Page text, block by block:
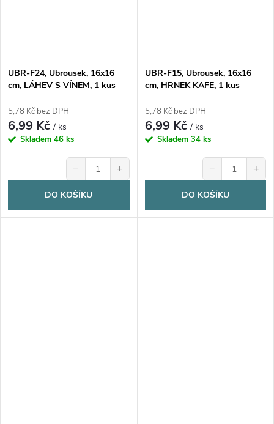
UBR-F24, Ubrousek, 16x16
cm, LÁHEV S VÍNEM, 1 kus
5,78 Kč bez DPH
6,99 Kč/ ks
Skladem 46 ks
− +
DO KOŠÍKU
UBR-F15, Ubrousek, 16x16
cm, HRNEK KAFE, 1 kus
5,78 Kč bez DPH
6,99 Kč/ ks
Skladem 34 ks
− +
DO KOŠÍKU